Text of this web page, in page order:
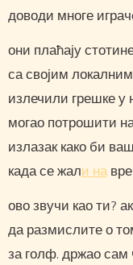
доводи многе
они плаћају
са својим
излечили грешке у
могао потрошити
излазак како би
када се жали на
ово звучи као ти?
да размислите о
за голф. држао сам